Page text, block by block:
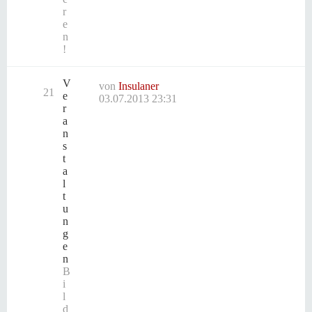
r
e
n
!
V
e
r
a
n
s
t
a
l
t
u
n
g
e
n
B
i
l
d
21
von Insulaner
03.07.2013 23:31